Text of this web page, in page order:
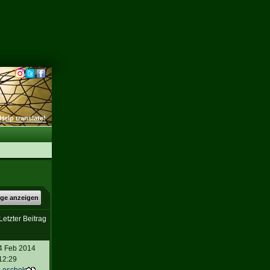
translate!
anzeigen
Letzter Beitrag
Feb 2014